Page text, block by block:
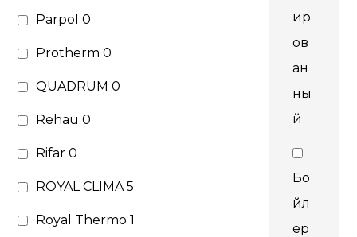
Parpol0
Protherm0
QUADRUM0
Rehau0
Rifar0
ROYAL CLIMA5
Royal Thermo1
ир
ов
ан
ны
й
Бо
йл
ер